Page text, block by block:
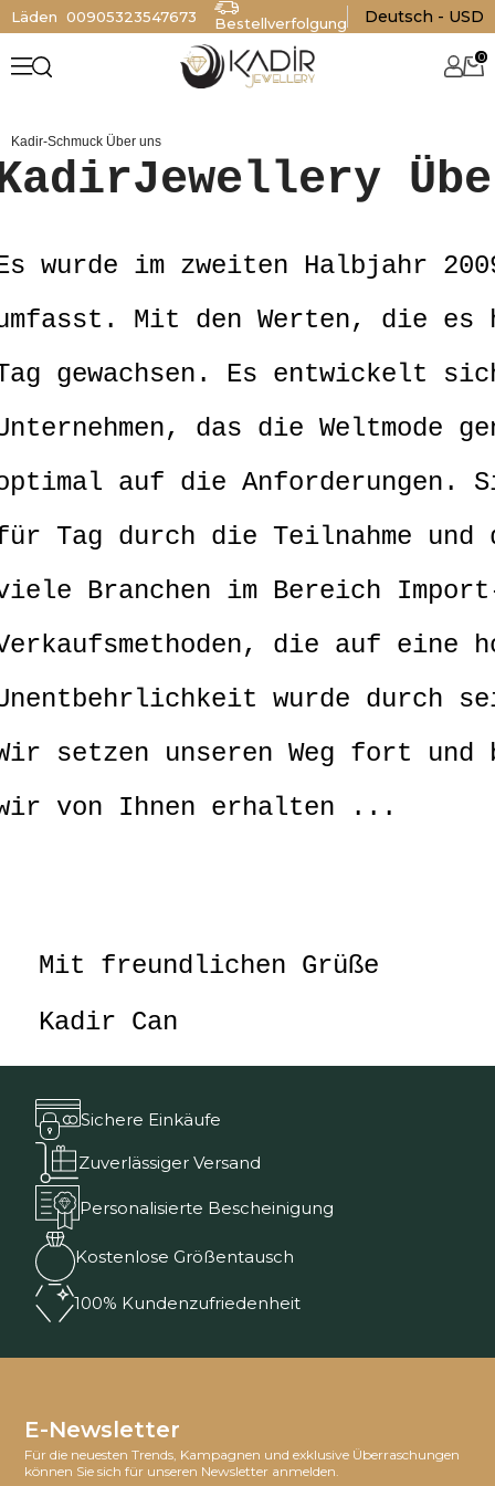
Läden 00905323547673 Bestellverfolgung Deutsch - USD
0
Kadir-Schmuck Über uns
wurde im zweiten Halbjahr
Mit den Werten, die es
gewachsen. Es entwickelt
das die
auf die
Tag durch die Teilnahme und
Branchen im Bereich
die auf eine
wurde durch
setzen unseren Weg fort
von Ihnen erhalten ...
Mit freundlichen Grüße
Kadir Can
Sichere Einkäufe
Zuverlässiger Versand
Personalisierte Bescheinigung
Kostenlose Größentausch
100% Kundenzufriedenheit
E-Newsletter
Für die neuesten Trends, Kampagnen und exklusive Überraschungen
können Sie sich für unseren Newsletter anmelden.